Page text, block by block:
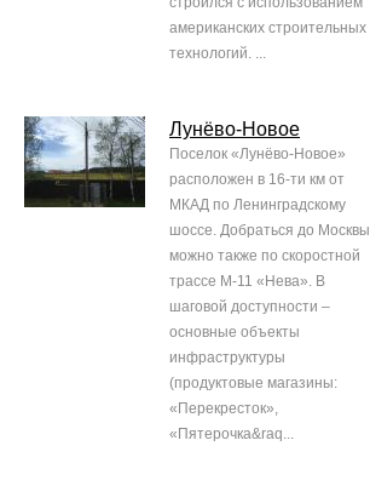
американских строительных
технологий. ...
Лунёво-Новое
Поселок «Лунёво-Новое»
расположен в 16-ти км от
МКАД по Ленинградскому
шоссе. Добраться до Москвы
можно также по скоростной
трассе М-11 «Нева». В
шаговой доступности –
основные объекты
инфраструктуры
(продуктовые магазины:
«Перекресток»,
«Пятерочка&raq...